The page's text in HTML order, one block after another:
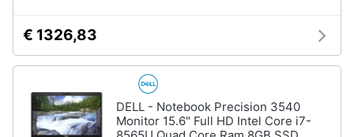
€ 1326,83
DELL - Notebook Precision 3540
Monitor 15.6" Full HD Intel Core i7-